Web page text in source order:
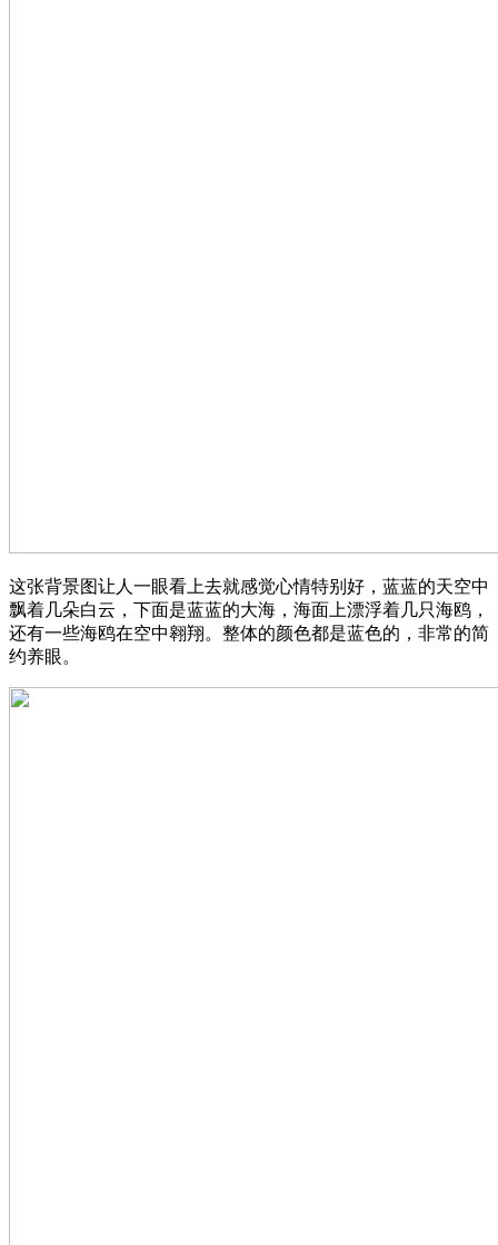
这张背景图让人一眼看上去就感觉心情特别好，蓝蓝的天空中
飘着几朵白云，下面是蓝蓝的大海，海面上漂浮着几只海鸥，
还有一些海鸥在空中翱翔。整体的颜色都是蓝色的，非常的简
约养眼。